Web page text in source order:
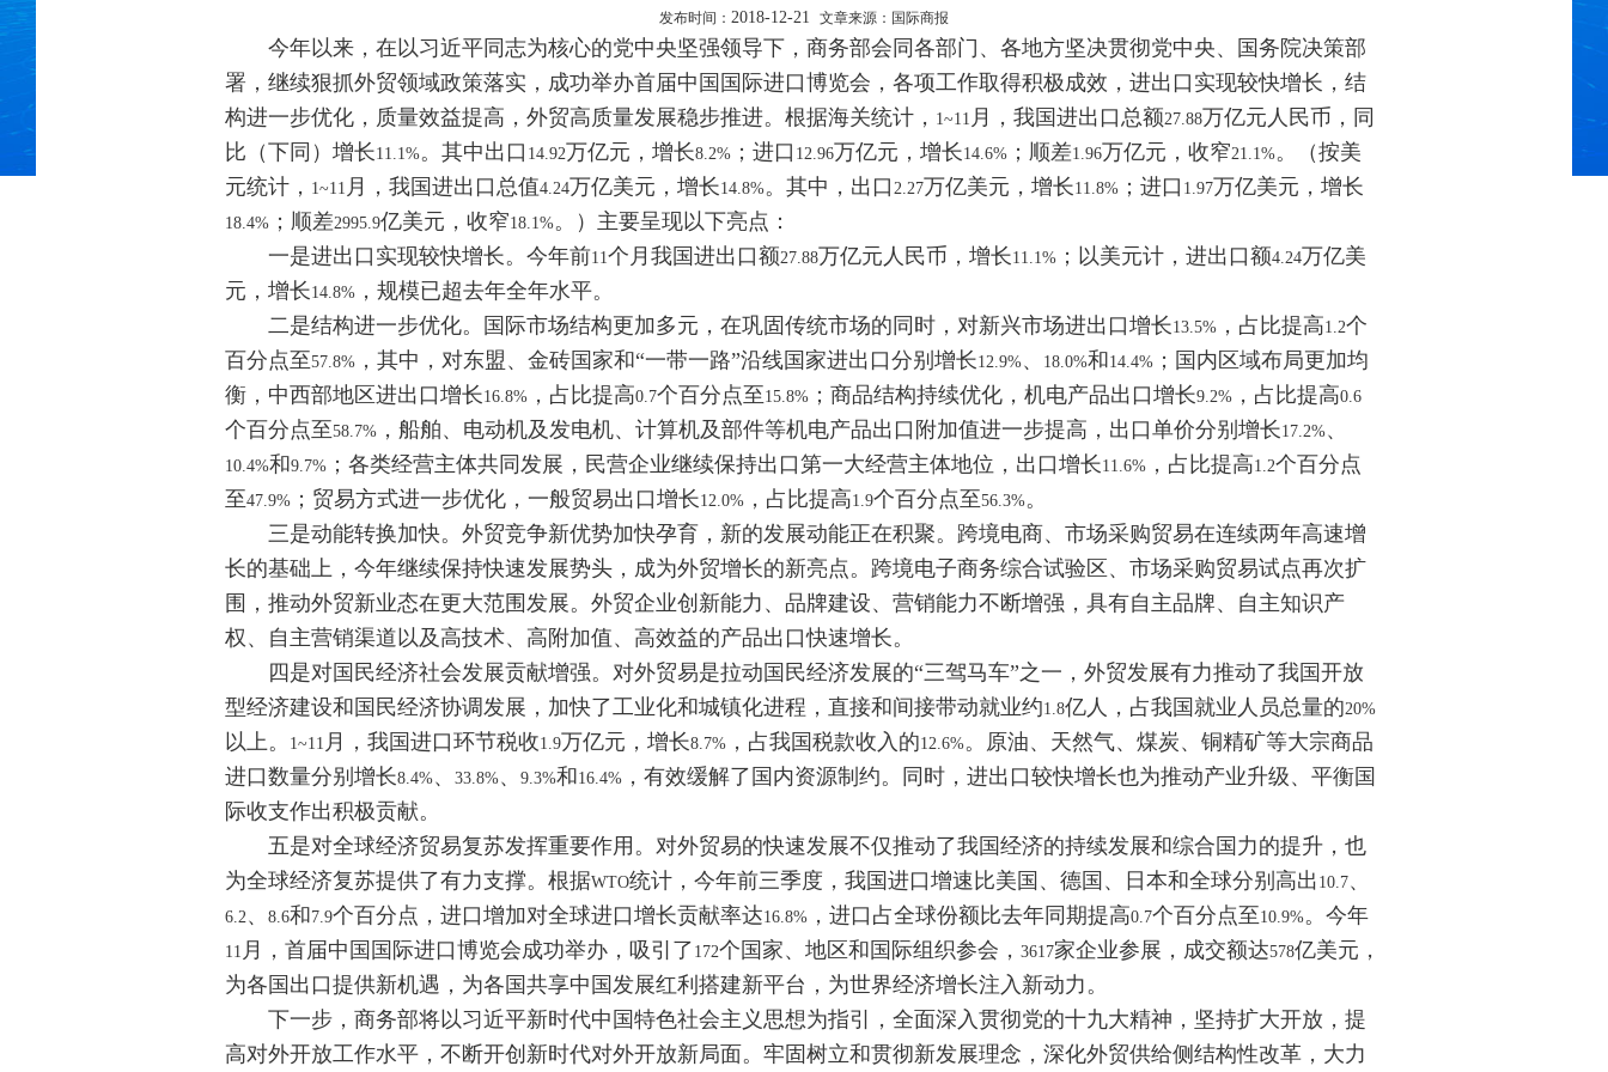
发布时间： 2018-12-21 文章来源：国际商报
今年以来，在以习近平同志为核心的党中央坚强领导下，商务部会同各部门、各地方坚决贯彻党中央、国务院决策部
署，继续狠抓外贸领域政策落实，成功举办首届中国国际进口博览会，各项工作取得积极成效，进出口实现较快增长，结
构进一步优化，质量效益提高，外贸高质量发展稳步推进。根据海关统计， 1~11 月，我国进出口总额27.88万亿元人民币，同
比（下同）增长11.1%。其中出口 14.92万亿元，增长8.2% ；进口 12.96万亿元，增长14.6% ；顺差1.96万亿元，收窄21.1%。（按美
元统计， 1~11 月，我国进出口总值4.24万亿美元，增长14.8%。其中，出口2.27万亿美元，增长11.8% ；进口 1.97万亿美元，增长
18.4% ；顺差2995.9亿美元，收窄18.1%。）主要呈现以下亮点：
一是进出口实现较快增长。今年前11个月我国进出口额27.88万亿元人民币，增长11.1% ；以美元计，进出口额4.24万亿美
元，增长14.8% ，规模已超去年全年水平。
二是结构进一步优化。国际市场结构更加多元，在巩固传统市场的同时，对新兴市场进出口增长13.5% ，占比提高1.2个
百分点至57.8% ，其中，对东盟、金砖国家和“一带一路”沿线国家进出口分别增长12.9%、 18.0%和 14.4% ；国内区域布局更加均
衡，中西部地区进出口增长16.8% ，占比提高0.7个百分点至15.8% ；商品结构持续优化，机电产品出口增长9.2% ，占比提高0.6
个百分点至58.7% ，船舶、电动机及发电机、计算机及部件等机电产品出口附加值进一步提高，出口单价分别增长17.2%、
10.4%和9.7% ；各类经营主体共同发展，民营企业继续保持出口第一大经营主体地位，出口增长11.6% ，占比提高1.2个百分点
至47.9% ；贸易方式进一步优化，一般贸易出口增长12.0% ，占比提高1.9个百分点至56.3%。
三是动能转换加快。外贸竞争新优势加快孕育，新的发展动能正在积聚。跨境电商、市场采购贸易在连续两年高速增
长的基础上，今年继续保持快速发展势头，成为外贸增长的新亮点。跨境电子商务综合试验区、市场采购贸易试点再次扩
围，推动外贸新业态在更大范围发展。外贸企业创新能力、品牌建设、营销能力不断增强，具有自主品牌、自主知识产
权、自主营销渠道以及高技术、高附加值、高效益的产品出口快速增长。
四是对国民经济社会发展贡献增强。对外贸易是拉动国民经济发展的“三驾马车”之一，外贸发展有力推动了我国开放
型经济建设和国民经济协调发展，加快了工业化和城镇化进程，直接和间接带动就业约1.8亿人，占我国就业人员总量的20%
以上。 1~11 月，我国进口环节税收1.9万亿元，增长8.7% ，占我国税款收入的12.6%。原油、天然气、煤炭、铜精矿等大宗商品
进口数量分别增长8.4%、33.8%、9.3%和 16.4% ，有效缓解了国内资源制约。同时，进出口较快增长也为推动产业升级、平衡国
际收支作出积极贡献。
五是对全球经济贸易复苏发挥重要作用。对外贸易的快速发展不仅推动了我国经济的持续发展和综合国力的提升，也
为全球经济复苏提供了有力支撑。根据WTO统计，今年前三季度，我国进口增速比美国、德国、日本和全球分别高出 10.7、
6.2、8.6和 7.9个百分点，进口增加对全球进口增长贡献率达16.8% ，进口占全球份额比去年同期提高0.7个百分点至10.9%。今年
11 月，首届中国国际进口博览会成功举办，吸引了 172个国家、地区和国际组织参会，3617家企业参展，成交额达578亿美元，
为各国出口提供新机遇，为各国共享中国发展红利搭建新平台，为世界经济增长注入新动力。
下一步，商务部将以习近平新时代中国特色社会主义思想为指引，全面深入贯彻党的十九大精神，坚持扩大开放，提
高对外开放工作水平，不断开创新时代对外开放新局面。牢固树立和贯彻新发展理念，深化外贸供给侧结构性改革，大力